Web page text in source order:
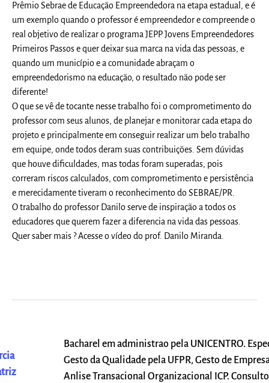
Prêmio Sebrae de Educação Empreendedora na etapa estadual, e é
um exemplo quando o professor é empreendedor e compreende o
real objetivo de realizar o programa JEPP Jovens Empreendedores
Primeiros Passos e quer deixar sua marca na vida das pessoas, e
quando um município e a comunidade abraçam o
empreendedorismo na educação, o resultado não pode ser
diferente!
O que se vê de tocante nesse trabalho foi o comprometimento do
professor com seus alunos, de planejar e monitorar cada etapa do
projeto e principalmente em conseguir realizar um belo trabalho
em equipe, onde todos deram suas contribuições. Sem dúvidas
que houve dificuldades, mas todas foram superadas, pois
correram riscos calculados, com comprometimento e persistência
e merecidamente tiveram o reconhecimento do SEBRAE/PR.
O trabalho do professor Danilo serve de inspiração a todos os
educadores que querem fazer a diferencia na vida das pessoas.
Quer saber mais ? Acesse o vídeo do prof. Danilo Miranda.
Bacharel em administrao pela UNICENTRO.
Gesto da Qualidade pela UFPR, Gesto de
Anlise Transacional Organizacional ICP.